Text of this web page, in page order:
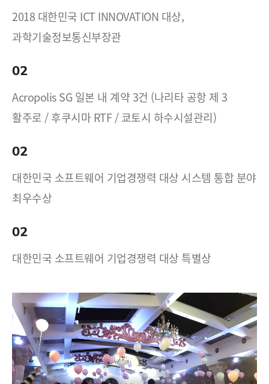
2018 대한민국 ICT INNOVATION 대상,
과학기술정보통신부장관
02
Acropolis SG 일본 내 계약 3건 (나리타 공항 제 3
활주로 / 후쿠시마 RTF / 쿄토시 하수시설관리)
02
대한민국 소프트웨어 기업경쟁력 대상 시스템 통합 분야
최우수상
02
대한민국 소프트웨어 기업경쟁력 대상 특별상
17